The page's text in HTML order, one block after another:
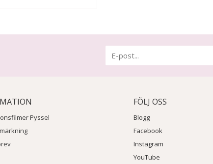
Pyssel
FÖLJ OSS
Blogg
Facebook
Instagram
YouTube